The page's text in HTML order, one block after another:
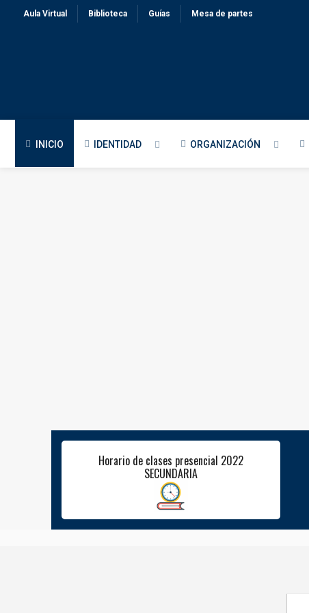
Aula Virtual Biblioteca Guías Mesa de partes
INICIO IDENTIDAD ORGANIZACIÓN
Horario de clases presencial 2022
SECUNDARIA